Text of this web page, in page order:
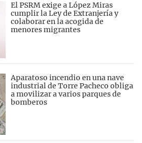
El PSRM exige a López Miras
cumplir la Ley de Extranjería y
colaborar en la acogida de
menores migrantes
Aparatoso incendio en una nave
industrial de Torre Pacheco obliga
a movilizar a varios parques de
bomberos